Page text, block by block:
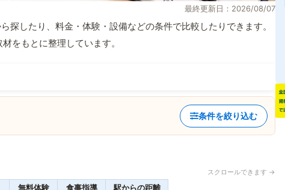
最終更新日：2026/08/07
探したり、料金・体験・設備などの条件で比較したりできます。
をもとに整理しています。
条件を絞り込む
スクロールできます →
無料体験 食事指導 駅からの距離